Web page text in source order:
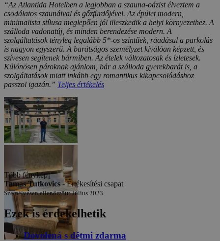
“Az Atlantida Hotelben a legjobban a szauna-oázist élveztem a
csodálatos szaunáival és gőzfürdőjével. Az épület modern,
minimalista stílusa meglepően jól illeszkedik a helyi környezethez. A
szálloda vadonatúj, és minden berendezése modern. A
szolgáltatások tényleg legalább 5*-os szintűek, ráadásul a parkolás
is nagyon egyszerű. A barátságos személyzet kiválóan képzett, és
szívesen segítenek bármiben. Az ételek változatosak és ízletesek.
Különösen pároknak ajánlom, bár a szálloda gyerekbarát is, a
szolgáltatások miatt inkább egy romantikus kikapcsolódáshoz
passzol igazán.” Teljes értékelés
Több fénykép
Tamas Tutkovics -Értékesítési csapat
Személyesen ellenőrzött: Július 2023
Ezek is érdekelhetik
Dovolená s dětmi zdarma